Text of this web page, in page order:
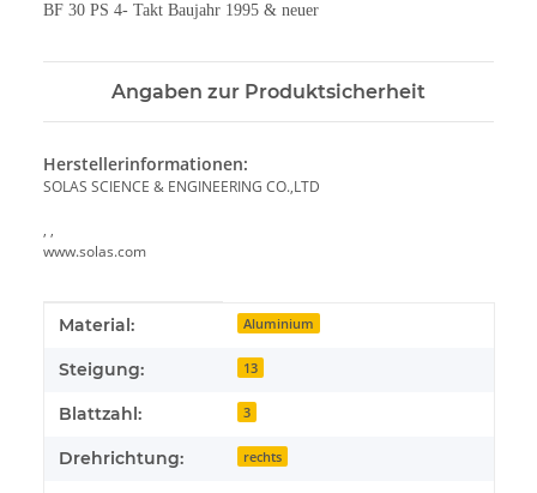
BF 30 PS 4- Takt Baujahr 1995 & neuer
Angaben zur Produktsicherheit
Herstellerinformationen:
SOLAS SCIENCE & ENGINEERING CO.,LTD
, ,
www.solas.com
Produkteigenschaft
Wert
Material: Aluminium
Steigung: 13
Blattzahl: 3
Drehrichtung: rechts